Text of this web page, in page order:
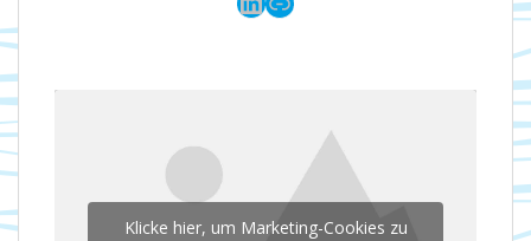
Klicke hier, um Marketing-Cookies zu